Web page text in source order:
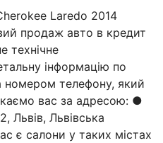
Laredo 2014
продаж авто в кредит
технічне
інформацію по
телефону, який
вас за адресою: ●
Львів, Львівська
є салони у таких містах